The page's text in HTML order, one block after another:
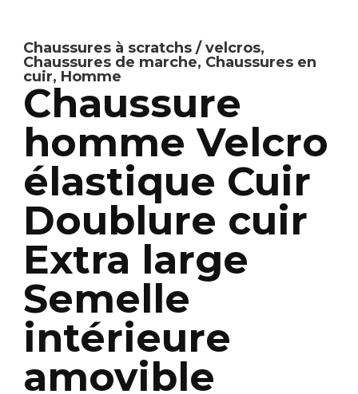
Chaussures à scratchs / velcros,
Chaussures de marche, Chaussures en
cuir, Homme
Chaussure
homme Velcro
élastique Cuir
Doublure cuir
Extra large
Semelle
intérieure
amovible